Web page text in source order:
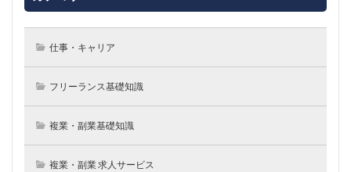
仕事・キャリア
フリーランス基礎知識
複業・副業基礎知識
複業・副業 求人サービス